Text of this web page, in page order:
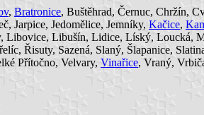
, Bratronice, Buštěhrad, Černuc, Chržín,
Jarpice, Jedomělice, Jemníky, Kačice,
Libovice, Libušín, Lidice, Líský, Loucká,
Řisuty, Sazená, Slaný, Šlapanice,
Přítočno, Velvary, Vinařice, Vraný,